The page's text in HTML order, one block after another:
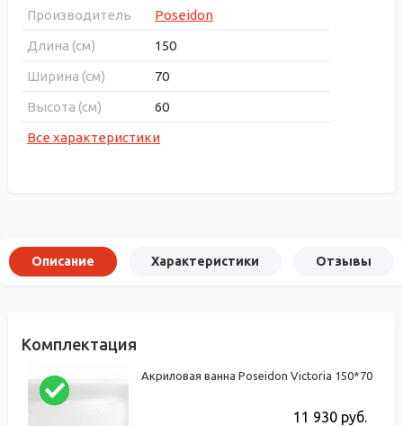
Производитель
Poseidon
Длина (см)
150
Ширина (см)
70
Высота (см)
60
Все характеристики
Описание Характеристики Отзывы
Комплектация
Акриловая ванна Poseidon Victoria 150*70
11 930 руб.